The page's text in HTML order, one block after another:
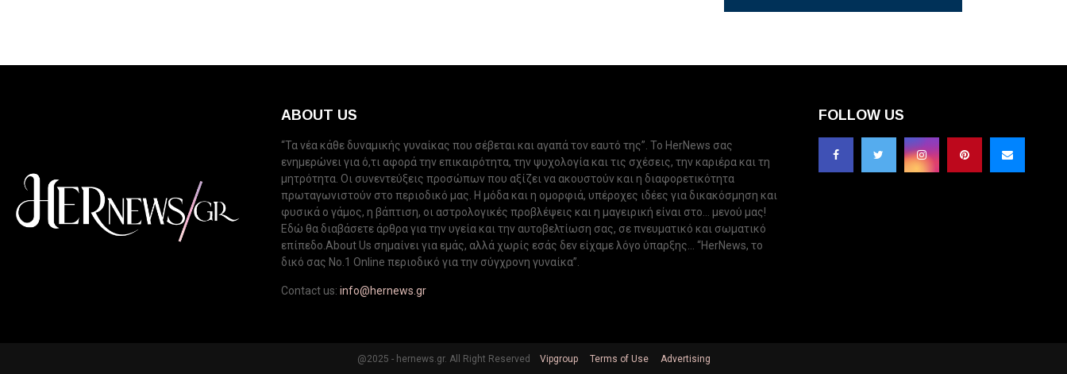
ABOUT US
“Τα νέα κάθε δυναμικής γυναίκας που σέβεται και αγαπά τον εαυτό της”. Το HerNews σας
ενημερώνει για ό,τι αφορά την επικαιρότητα, την ψυχολογία και τις σχέσεις, την καριέρα και τη
μητρότητα. Οι συνεντεύξεις προσώπων που αξίζει να ακουστούν και η διαφορετικότητα
πρωταγωνιστούν στο περιοδικό μας. Η μόδα και η ομορφιά, υπέροχες ιδέες για δικακόσμηση και
φυσικά ο γάμος, η βάπτιση, οι αστρολογικές προβλέψεις και η μαγειρική είναι στο... μενού μας!
Εδώ θα διαβάσετε άρθρα για την υγεία και την αυτοβελτίωση σας, σε πνευματικό και σωματικό
επίπεδο.About Us σημαίνει για εμάς, αλλά χωρίς εσάς δεν είχαμε λόγο ύπαρξης... “HerNews, το
δικό σας Νo.1 Online περιοδικό για την σύγχρονη γυναίκα”.
Contact us: info@hernews.gr
FOLLOW US
@2025 - hernews.gr. All Right Reserved Vipgroup Terms of Use Advertising